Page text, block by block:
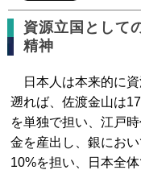
資源立国として
精神
日本人は本来的に資
遡れば、佐渡金山は
を単独で担い、江戸
金を産出し、銀にお
10%を担い、日本全